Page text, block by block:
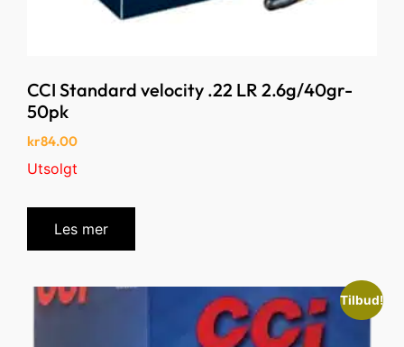
CCI Standard velocity .22 LR 2.6g/40gr-
50pk
kr84.00
Utsolgt
Les mer
Tilbud!